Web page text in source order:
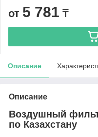
от 5 781 ₸
Описание
Описание
Воздушный
по Казахстану